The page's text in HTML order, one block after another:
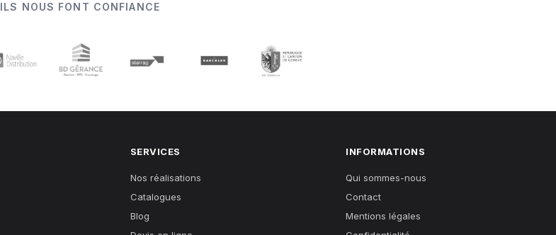
ILS NOUS FONT CONFIANCE
SERVICES
Nos réalisations
Catalogues
Blog
INFORMATIONS
Qui sommes-nous
Contact
Mentions légales